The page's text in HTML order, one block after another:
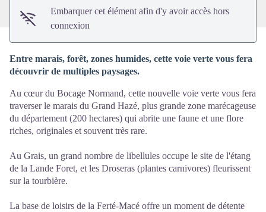
Embarquer cet élément afin d'y avoir accès hors
connexion
Entre marais, forêt, zones humides, cette voie verte vous fera
découvrir de multiples paysages.
Au cœur du Bocage Normand, cette nouvelle voie verte vous fera
traverser le marais du Grand Hazé, plus grande zone marécageuse
du département (200 hectares) qui abrite une faune et une flore
riches, originales et souvent très rare.
Au Grais, un grand nombre de libellules occupe le site de l'étang
de la Lande Foret, et les Droseras (plantes carnivores) fleurissent
sur la tourbière.
La base de loisirs de la Ferté-Macé offre un moment de détente